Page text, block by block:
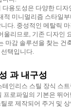
다용도성은 다양한 디
적 미니멀리즘 스타일
다. 중성적인 메탈릭
울리므로, 기존 디자인
마감 솔루션을 찾는 건
택입니다.
과 내구성
인리스 스틸 장식 스
프로파일의 기본은 뛰
로 제작되어 주거 및